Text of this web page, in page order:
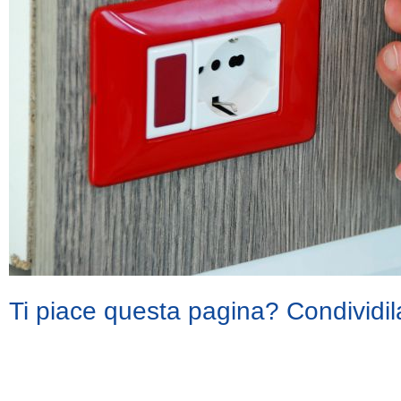
Ti piace questa pagina?